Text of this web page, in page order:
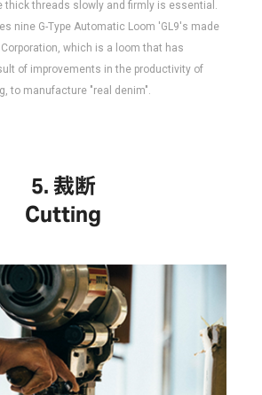
thick threads slowly and firmly is essential.
nine G-Type Automatic Loom 'GL9's made
which is a loom that has
of improvements in the productivity of
to manufacture "real denim".
裁断
Cutting